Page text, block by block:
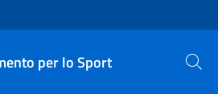
per lo Sport Cerca